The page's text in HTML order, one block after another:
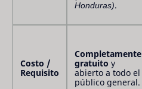
Honduras).
Costo /
Requisito
Completamente
gratuito y
abierto a todo el
público general.